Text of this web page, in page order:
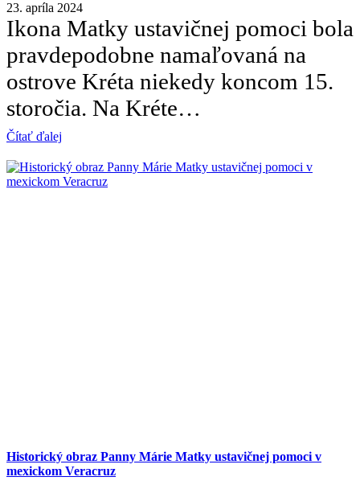
23. apríla 2024
Ikona Matky ustavičnej pomoci bola
pravdepodobne namaľovaná na
ostrove Kréta niekedy koncom 15.
storočia. Na Kréte…
Čítať ďalej
Historický obraz Panny Márie Matky ustavičnej pomoci v
mexickom Veracruz